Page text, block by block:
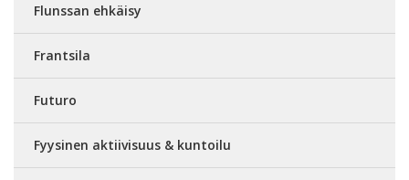
Flunssan ehkäisy
Frantsila
Futuro
Fyysinen aktiivisuus & kuntoilu